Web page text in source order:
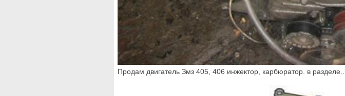
Продам двигатель Змз 405, 406 инжектор, карбюратор. в разделе...